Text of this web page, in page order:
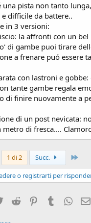
pista non tanto
difficile da battere..
in 3 versioni:
la affronti con un bel
di gambe puoi tirare
a frenare puó essere
con lastroni e
tante gambe regala
di finire nuovamente a
di un post nevicata:
di fresca....
1 di 2 Succ.
o registrarti per
Twitter Reddit PinterestTumblr